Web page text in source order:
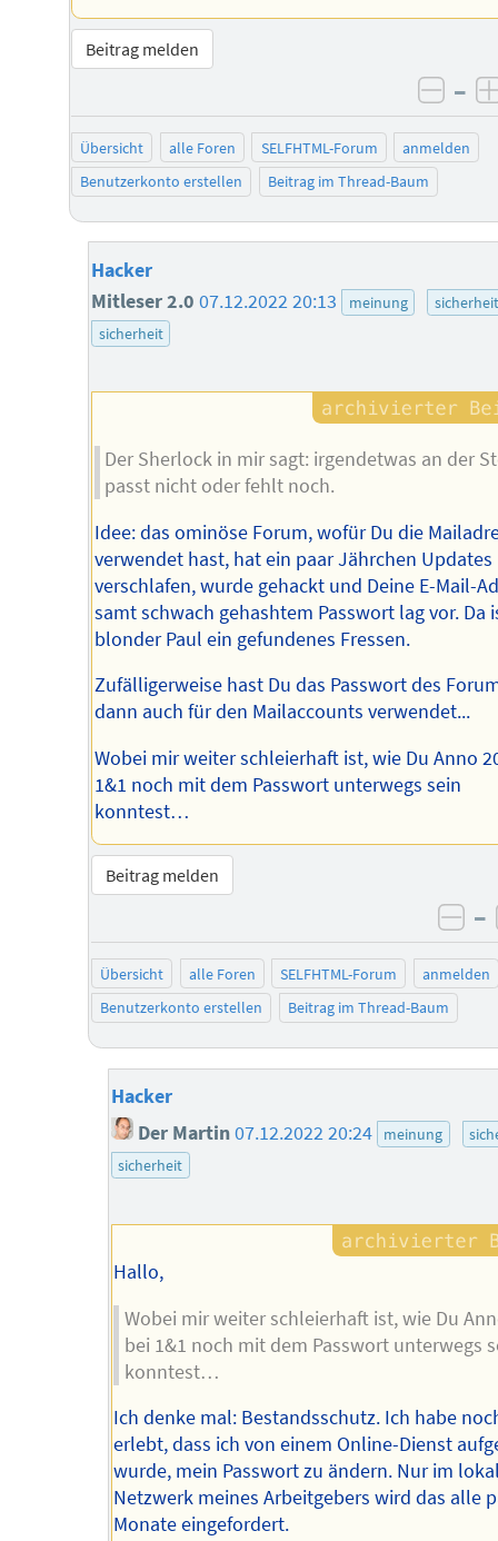
Beitrag melden
–
Übersicht alle Foren SELFHTML-Forum
anmelden
Benutzerkonto erstellen
Beitrag im Thread-Baum
Hacker
Mitleser 2.0 07.12.2022 20:13 meinung
sicherheit
sicherheit
Der Sherlock in mir sagt: irgendetwas an der
passt nicht oder fehlt noch.
Idee: das ominöse Forum, wofür Du die
verwendet hast, hat ein paar Jährchen Updates
verschlafen, wurde gehackt und Deine E-Mail-
samt schwach gehashtem Passwort lag vor. Da
blonder Paul ein gefundenes Fressen.
Zufälligerweise hast Du das Passwort des
dann auch für den Mailaccounts verwendet...
Wobei mir weiter schleierhaft ist, wie Du Anno
1&1 noch mit dem Passwort unterwegs sein
konntest…
Beitrag melden
–
Übersicht alle Foren SELFHTML-Forum
anmelden
Benutzerkonto erstellen
Beitrag im Thread-Baum
Hacker
Der Martin 07.12.2022 20:24 meinung
sicherheit
Hallo,
Wobei mir weiter schleierhaft ist, wie Du
bei 1&1 noch mit dem Passwort unterwegs
konntest…
Ich denke mal: Bestandsschutz. Ich habe
erlebt, dass ich von einem Online-Dienst
wurde, mein Passwort zu ändern. Nur im
Netzwerk meines Arbeitgebers wird das alle
Monate eingefordert.